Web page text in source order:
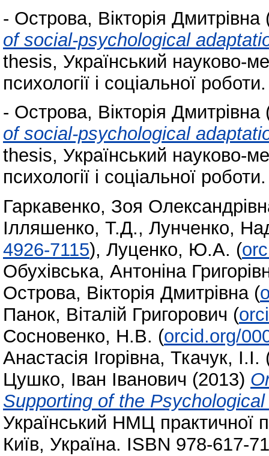
- Острова, Вікторія Дмитрівна
of social-psychological
thesis, Український науково-
психології і соціальної роботи.
- Острова, Вікторія Дмитрівна
of social-psychological
thesis, Український науково-
психології і соціальної роботи.
Гаркавенко, Зоя
Ілляшенко, Т.Д., Лунченко,
4926-7115), Луценко, Ю.А. (
Обухівська, Антоніна
Острова, Вікторія Дмитрівна (
Панок, Віталій Григорович (
Сосновенко, Н.В. (orcid.org/
Анастасія Ігорівна, Ткачук, І.І.
Цушко, Іван Іванович (2013)
Supporting of the
Український НМЦ практичної
Київ, Україна. ISBN 978-617-